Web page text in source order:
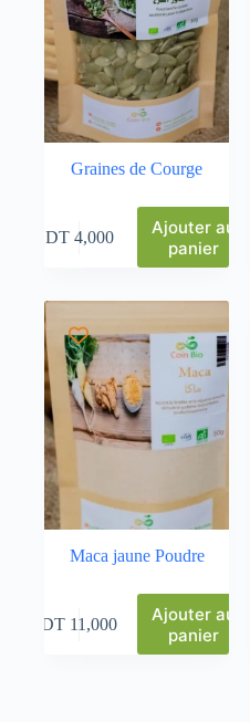
Graines de Courge
DT4,000
Ajouter au
panier
Maca jaune Poudre
DT 11,000
Ajouter au
panier